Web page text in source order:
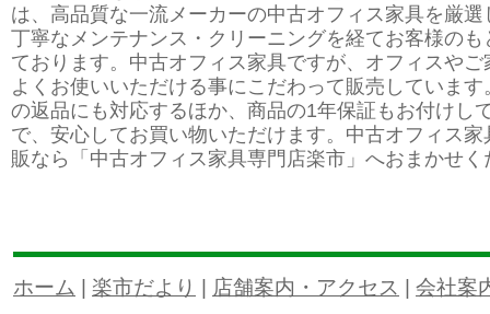
は、高品質な一流メーカーの中古オフィス家具を厳選
丁寧なメンテナンス・クリーニングを経てお客様のも
ております。中古オフィス家具ですが、オフィスやご
よくお使いいただける事にこだわって販売していま
の返品にも対応するほか、商品の1年保証もお付けし
で、安心してお買い物いただけます。中古オフィス家
販なら「中古オフィス家具専門店楽市」へおまかせく
ホーム | 楽市だより | 店舗案内・アクセス | 会社案